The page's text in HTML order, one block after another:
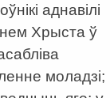
аднавілі
Хрыста ў
моладзі;